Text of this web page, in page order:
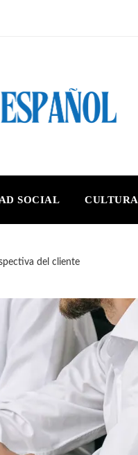
SOCIAL CULTURA
del cliente